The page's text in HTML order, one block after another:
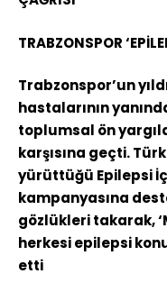
TRABZONSPOR
Trabzonspor’un
hastalarının
toplumsal ön
karşısına geçti.
yürüttüğü Epilepsi
kampanyasına
gözlükleri takarak,
herkesi epilepsi
etti